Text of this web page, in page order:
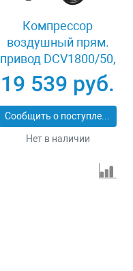
Компрессор
воздушный прям.
привод DCV1800/50,
1,8 кВт, 50 литров,
320 л/мин Denzel
58168
19 539 руб.
Сообщить о поступлении
Нет в наличии